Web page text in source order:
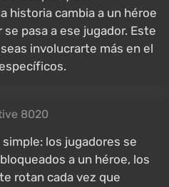
historia cambia a un héroe
pasa a ese jugador. Este
involucrarte más en el
8020
los jugadores se
a un héroe, los
rotan cada vez que